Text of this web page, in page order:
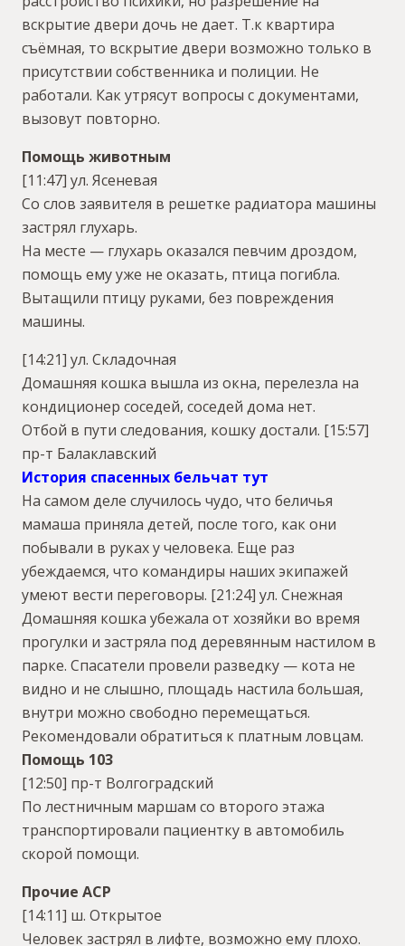
вскрытие двери дочь не дает. Т.к квартира
съёмная, то вскрытие двери возможно только в
присутствии собственника и полиции. Не
работали. Как утрясут вопросы с документами,
вызовут повторно.
Помощь животным
[11:47] ул. Ясеневая
Со слов заявителя в решетке радиатора машины
застрял глухарь.
На месте — глухарь оказался певчим дроздом,
помощь ему уже не оказать, птица погибла.
Вытащили птицу руками, без повреждения
машины.
[14:21] ул. Складочная
Домашняя кошка вышла из окна, перелезла на
кондиционер соседей, соседей дома нет.
Отбой в пути следования, кошку достали. [15:57]
пр-т Балаклавский
История спасенных бельчат тут
На самом деле случилось чудо, что беличья
мамаша приняла детей, после того, как они
побывали в руках у человека. Еще раз
убеждаемся, что командиры наших экипажей
умеют вести переговоры. [21:24] ул. Снежная
Домашняя кошка убежала от хозяйки во время
прогулки и застряла под деревянным настилом в
парке. Спасатели провели разведку — кота не
видно и не слышно, площадь настила большая,
внутри можно свободно перемещаться.
Рекомендовали обратиться к платным ловцам.
Помощь 103
[12:50] пр-т Волгоградский
По лестничным маршам со второго этажа
транспортировали пациентку в автомобиль
скорой помощи.
Прочие АСР
[14:11] ш. Открытое
Человек застрял в лифте, возможно ему плохо.